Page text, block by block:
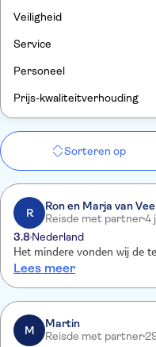
Veiligheid
Service
Personeel
Prijs-kwaliteitverhouding
Sorteren op
R
Ron en Marja van
Reisde met partner4
3.8 Nederland
Het mindere vonden wij de
Lees meer
M
Martin
Reisde met partner